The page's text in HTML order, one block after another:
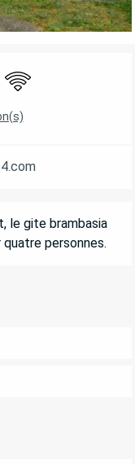
et linge
WiFi
le gite brambasia
personnes.